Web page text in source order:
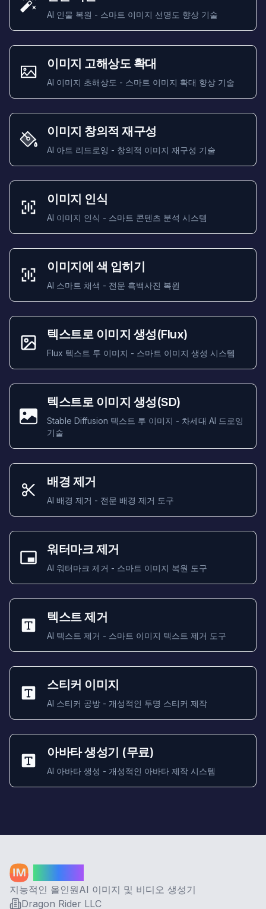
AI 인물 복원 - 스마트 이미지 선명도 향상 기술
이미지 고해상도 확대
AI 이미지 초해상도 - 스마트 이미지 확대 향상 기술
이미지 창의적 재구성
AI 아트 리드로잉 - 창의적 이미지 재구성 기술
이미지 인식
AI 이미지 인식 - 스마트 콘텐츠 분석 시스템
이미지에 색 입히기
AI 스마트 채색 - 전문 흑백사진 복원
텍스트로 이미지 생성(Flux)
Flux 텍스트 투 이미지 - 스마트 이미지 생성 시스템
텍스트로 이미지 생성(SD)
Stable Diffusion 텍스트 투 이미지 - 차세대 AI 드로잉
기술
배경 제거
AI 배경 제거 - 전문 배경 제거 도구
워터마크 제거
AI 워터마크 제거 - 스마트 이미지 복원 도구
텍스트 제거
AI 텍스트 제거 - 스마트 이미지 텍스트 제거 도구
스티커 이미지
AI 스티커 공방 - 개성적인 투명 스티커 제작
아바타 생성기 (무료)
AI 아바타 생성 - 개성적인 아바타 제작 시스템
지능적인 올인원AI 이미지 및 비디오 생성기
Dragon Rider LLC